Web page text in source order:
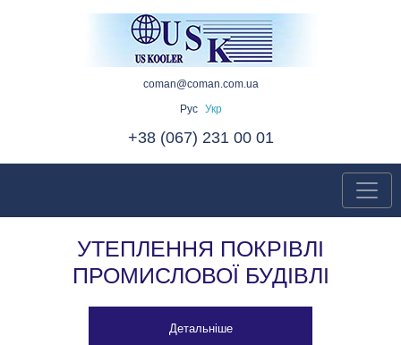
coman@coman.com.ua
Рус
Укр
+38 (067) 231 00 01
УТЕПЛЕННЯ ПОКРІВЛІ
ПРОМИСЛОВОЇ БУДІВЛІ
Детальніше